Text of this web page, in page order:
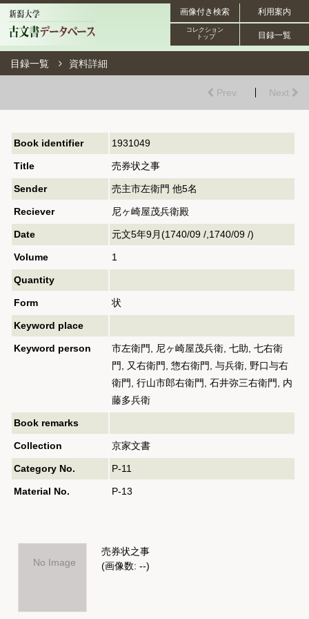
利用案内
画像付き検索
目録一覧
コレクション
トップ
目録一覧 資料詳細
Prev. Next
Book identifier 1931049
Title 売券状之事
Sender 売主市左衛門 他5名
Reciever 尼ヶ崎屋茂兵衛殿
Date 元文5年9月(1740/09 /,1740/09 /)
Volume 1
Quantity
Form 状
Keyword place
Keyword person
市左衛門, 尼ヶ崎屋茂兵衛, 七助, 七右衛
門, 又右衛門, 惣右衛門, 与兵衛, 野口与右
衛門, 行山市郎右衛門, 石井弥三右衛門, 内
藤多兵衛
Book remarks
Collection 京家文書
Category No. P-11
Material No. P-13
No Image
売券状之事
(画像数: --)